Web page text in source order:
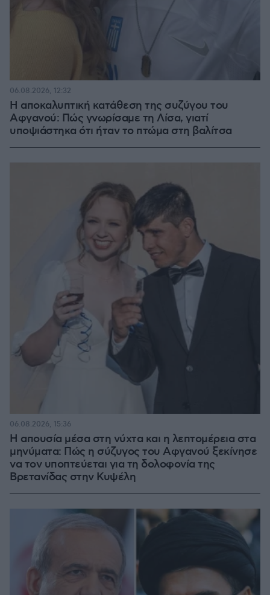
Η αποκαλυπτική κατάθεση της συζύγου του
Αφγανού: Πώς γνωρίσαμε τη Λίσα, γιατί
υποψιάστηκα ότι ήταν το πτώμα στη βαλίτσα
06.08.2026, 12:32
Η απουσία μέσα στη νύχτα και η λεπτομέρεια στα
μηνύματα: Πώς η σύζυγος του Αφγανού ξεκίνησε
να τον υποπτεύεται για τη δολοφονία της
Βρετανίδας στην Κυψέλη
06.08.2026, 15:36